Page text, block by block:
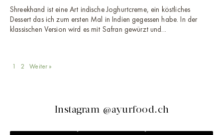
Shreekhand ist eine Art indische Joghurtcreme, ein köstliches
Dessert das ich zum ersten Mal in Indien gegessen habe. In der
klassischen Version wird es mit Safran gewürzt und...
1 2 Weiter »‎
Instagram @ayurfood.ch